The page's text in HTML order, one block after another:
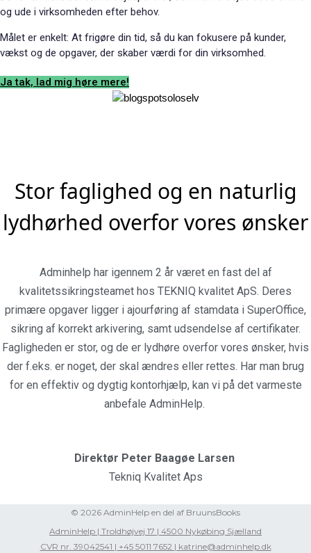
og ude i virksomheden efter behov.
Målet er enkelt: At frigøre din tid, så du kan fokusere på kunder,
vækst og de opgaver, der skaber værdi for din virksomhed.
Ja tak, lad mig høre mere!
Stor faglighed og en naturlig
lydhørhed overfor vores ønsker
Adminhelp har igennem 2 år været en fast del af
kvalitetssikringsteamet hos TEKNIQ kvalitet ApS. Deres
primære opgaver ligger i ajourføring af stamdata i SuperOffice,
sikring af korrekt arkivering, samt udsendelse af certifikater.
Fagligheden er stor, og de er lydhøre overfor vores ønsker, hvis
der f.eks. er noget, der skal ændres eller rettes. Har man brug
for en effektiv og dygtig kontorhjælp, kan vi på det varmeste
anbefale AdminHelp.
Direktør Peter Baagøe Larsen
Tekniq Kvalitet Aps
© 2026 AdminHelp en del af BruunsBooks
AdminHelp | Troldhøjvej 17 | 4500 Nykøbing Sjælland
CVR nr. 39042541 | +45 5011 7652 | katrine@adminhelp.dk